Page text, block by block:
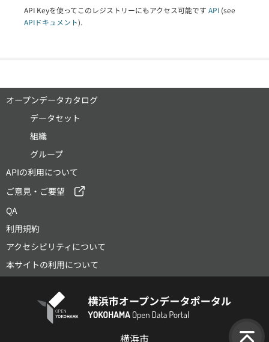
API Keyを使ってこのレジストリーにもアクセス可能です API (see
APIドキュメント).
オープンデータカタログ
データセット
組織
グループ
APIの利用について
ご意見・ご要望
QA
利用規約
アクセシビリティについて
本サイトの利用について
横浜市